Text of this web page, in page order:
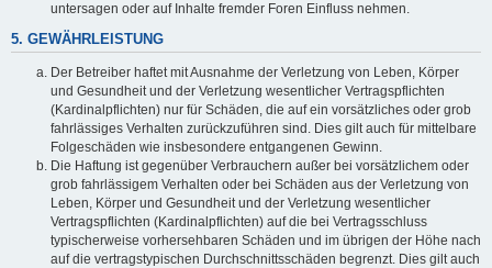
untersagen oder auf Inhalte fremder Foren Einfluss nehmen.
5. GEWÄHRLEISTUNG
Der Betreiber haftet mit Ausnahme der Verletzung von Leben, Körper
und Gesundheit und der Verletzung wesentlicher Vertragspflichten
(Kardinalpflichten) nur für Schäden, die auf ein vorsätzliches oder grob
fahrlässiges Verhalten zurückzuführen sind. Dies gilt auch für mittelbare
Folgeschäden wie insbesondere entgangenen Gewinn.
Die Haftung ist gegenüber Verbrauchern außer bei vorsätzlichem oder
grob fahrlässigem Verhalten oder bei Schäden aus der Verletzung von
Leben, Körper und Gesundheit und der Verletzung wesentlicher
Vertragspflichten (Kardinalpflichten) auf die bei Vertragsschluss
typischerweise vorhersehbaren Schäden und im übrigen der Höhe nach
auf die vertragstypischen Durchschnittsschäden begrenzt. Dies gilt auch